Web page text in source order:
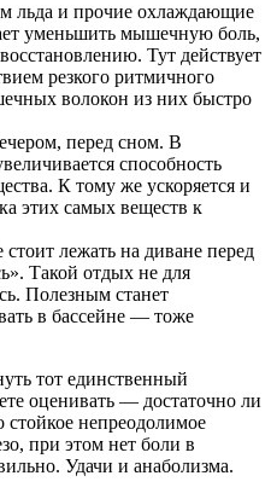
льда и прочие охлаждающие
уменьшить мышечную боль,
Тут действует
резкого ритмичного
волокон из них быстро
перед сном. В
способность
К тому же ускоряется и
этих самых веществ к
лежать на диване перед
Такой отдых не для
Полезным станет
в бассейне — тоже
тот единственный
оценивать — достаточно ли
стойкое непреодолимое
при этом нет боли в
Удачи и анаболизма.